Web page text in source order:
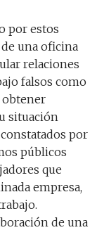
por estos
una oficina
relaciones
falsos como
obtener
situación
por
públicos
que
empresa,
de una